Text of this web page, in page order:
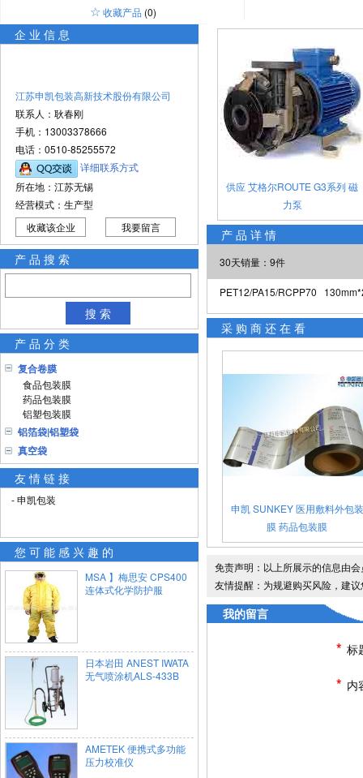
☆ 收藏产品 (0)
企业信息
江苏申凯包装高新技术股份有限公司
联系人：耿春刚
手机：13003378666
电话：0510-85255572
详细联系方式
所在地：江苏无锡
经营模式：生产型
收藏该企业
我要留言
产品搜索
搜 索
产品分类
复合卷膜
食品包装膜
药品包装膜
铝塑包装膜
铝箔袋|铝塑袋
真空袋
友情链接
- 申凯包装
您可能感兴趣的
MSA 】梅思安 CPS400
连体式化学防护服
日本岩田 ANEST IWATA
无气喷涂机ALS-433B
AMETEK 便携式多功能
压力校准仪
供应 艾格尔ROUTE G3系列 磁
力泵
产品详情
30天销量：9件
PET12/PA15/RCPP70
采购商还在看
申凯 SUNKEY 医用敷料外包装
膜 药品包装膜
免责声明：以上所展示的信息由
友情提醒：为规避购买风险，建
我的留言
* 标
* 内